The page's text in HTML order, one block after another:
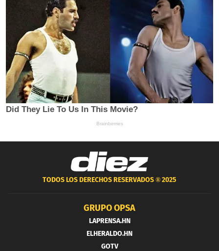
TODOS LOS DERECHOS RESERVADOS ®2025
GRUPO OPSA
LAPRENSA.HN
ELHERALDO.HN
GOTV